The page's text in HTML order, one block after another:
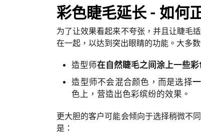
彩色睫毛延长 - 如何
为了让效果看起来不夸张，并且让睫毛
在一起，以达到突出眼睛的功能。大多
造型师在自然睫毛之间涂上一些
造型师不会混合颜色，而是选择
色上，营造出色彩缤纷的效果。
更大胆的客户可能会倾向于选择稍微不
是：